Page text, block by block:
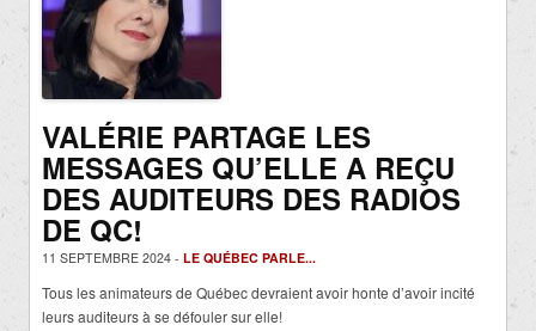
VALÉRIE PARTAGE LES
MESSAGES QU’ELLE A REÇU
DES AUDITEURS DES RADIOS
DE QC!
11 SEPTEMBRE 2024 - LE QUÉBEC PARLE...
Tous les animateurs de Québec devraient avoir honte d’avoir incité
leurs auditeurs à se défouler sur elle!